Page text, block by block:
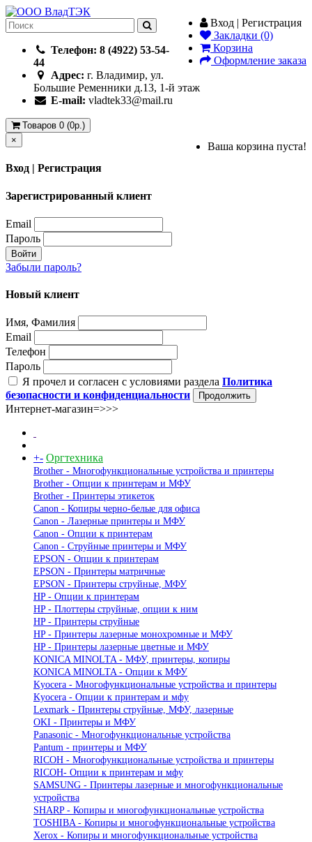
Вход | Регистрация
Закладки (0)
Корзина
Оформление заказа
Телефон: 8 (4922) 53-54-
44
Адрес: г. Владимир, ул.
Большие Ременники д.13, 1-й этаж
E-mail: vladtek33@mail.ru
Товаров 0 (0р.)
Ваша корзина пуста!
×
Вход | Регистрация
Зарегистрированный клиент
Email
Пароль
Войти
Забыли пароль?
Новый клиент
Имя, Фамилия
Email
Телефон
Пароль
Я прочел и согласен с условиями раздела Политика
безопасности и конфиденциальности
Продолжить
Интернет-магазин=>>>
+- Оргтехника
Brother - Многофункциональные устройства и принтеры
Brother - Опции к принтерам и МФУ
Brother - Принтеры этикеток
Canon - Копиры черно-белые для офиса
Canon - Лазерные принтеры и МФУ
Canon - Опции к принтерам
Canon - Струйные принтеры и МФУ
EPSON - Опции к принтерам
EPSON - Принтеры матричные
EPSON - Принтеры струйные, МФУ
HP - Опции к принтерам
HP - Плоттеры струйные, опции к ним
HP - Принтеры струйные
HP - Принтеры лазерные монохромные и МФУ
HP - Принтеры лазерные цветные и МФУ
KONICA MINOLTA - МФУ, принтеры, копиры
KONICA MINOLTA - Опции к МФУ
Kyocera - Многофункциональные устройства и принтеры
Kyocera - Опции к принтерам и мфу
Lexmark - Принтеры струйные, МФУ, лазерные
OKI - Принтеры и МФУ
Panasonic - Многофункциональные устройства
Pantum - принтеры и МФУ
RICOH - Многофункциональные устройства и принтеры
RICOH- Опции к принтерам и мфу
SAMSUNG - Принтеры лазерные и многофункциональные
устройства
SHARP - Копиры и многофункциональные устройства
TOSHIBA - Копиры и многофункциональные устройства
Xerox - Копиры и многофункциональные устройства